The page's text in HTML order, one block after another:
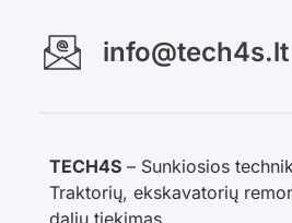
info@tech4s.lt
TECH4S – Sunkiosios
Traktorių, ekskavatorių